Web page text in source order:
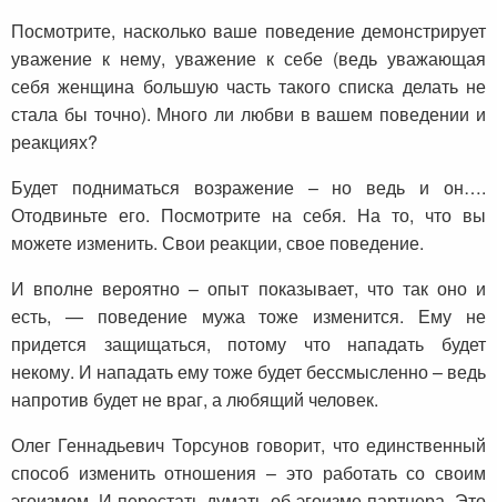
Посмотрите, насколько ваше поведение демонстрирует
уважение к нему, уважение к себе (ведь уважающая
себя женщина большую часть такого списка делать не
стала бы точно). Много ли любви в вашем поведении и
реакциях?
Будет подниматься возражение – но ведь и он….
Отодвиньте его. Посмотрите на себя. На то, что вы
можете изменить. Свои реакции, свое поведение.
И вполне вероятно – опыт показывает, что так оно и
есть, — поведение мужа тоже изменится. Ему не
придется защищаться, потому что нападать будет
некому. И нападать ему тоже будет бессмысленно – ведь
напротив будет не враг, а любящий человек.
Олег Геннадьевич Торсунов говорит, что единственный
способ изменить отношения – это работать со своим